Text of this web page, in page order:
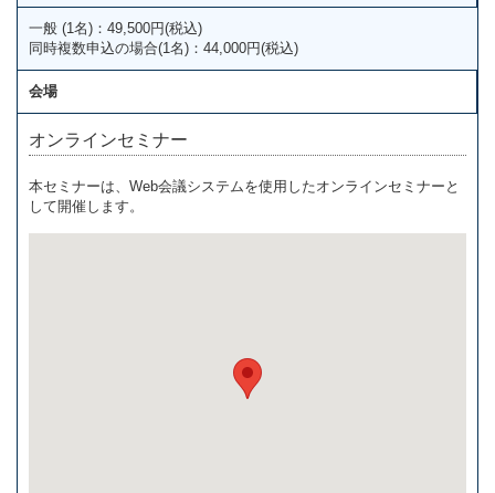
一般 (1名)：49,500円(税込)
同時複数申込の場合(1名)：44,000円(税込)
会場
オンラインセミナー
本セミナーは、Web会議システムを使用したオンラインセミナーと
して開催します。